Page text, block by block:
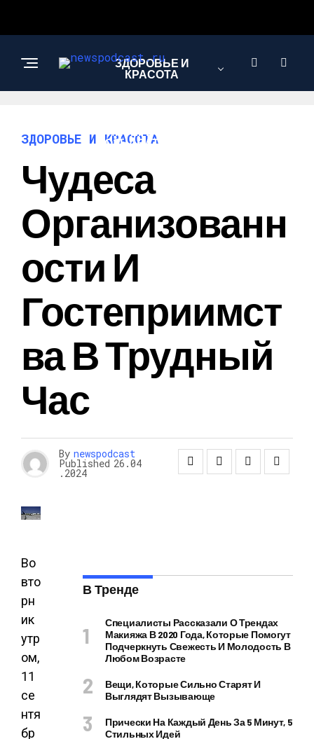
ЗДОРОВЬЕ И
КРАСОТА
ИНТЕРЕСНОЕ И
ПОЗНАВАТЕЛЬНОЕ
ЗДОРОВЬЕ И КРАСОТА
Чудеса
Организованн
Ости И
Гостеприимст
Ва В Трудный
Час
By newspodcast
Published 26.04
.2024
Во
вто
рн
ик
утр
ом,
11
се
нтя
бр
В Тренде
Специалисты Рассказали О Трендах
Макияжа В 2020 Года, Которые Помогут
Подчеркнуть Свежесть И Молодость В
Любом Возрасте
Вещи, Которые Сильно Старят И
Выглядят Вызывающе
Прически На Каждый День За 5 Минут, 5
Стильных Идей